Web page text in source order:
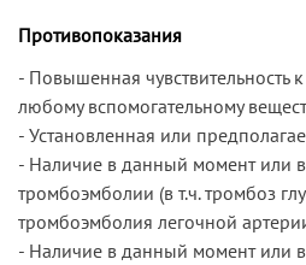
Противопоказания
- Повышенная чувствительность
любому вспомогательному
- Установленная или
- Наличие в данный момент или
тромбоэмболии (в т.ч. тромбоз
тромбоэмболия легочной
- Наличие в данный момент или